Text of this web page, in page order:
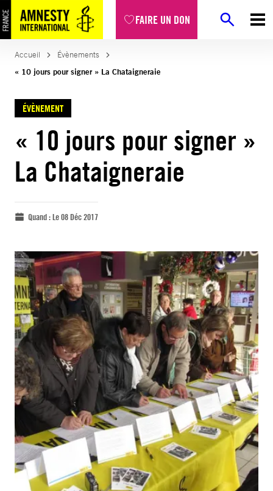
FAIRE UN DON
Accueil
Évènements
« 10 jours pour signer » La Chataigneraie
ÉVÈNEMENT
« 10 jours pour signer »
La Chataigneraie
Quand :Le 08 Déc 2017